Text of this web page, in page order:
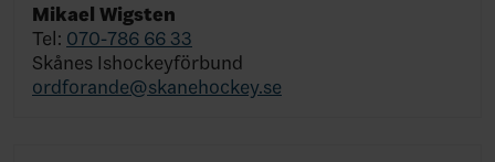
Mikael Wigsten
Tel: 070-786 66 33
Skånes Ishockeyförbund
ordforande@skanehockey.se